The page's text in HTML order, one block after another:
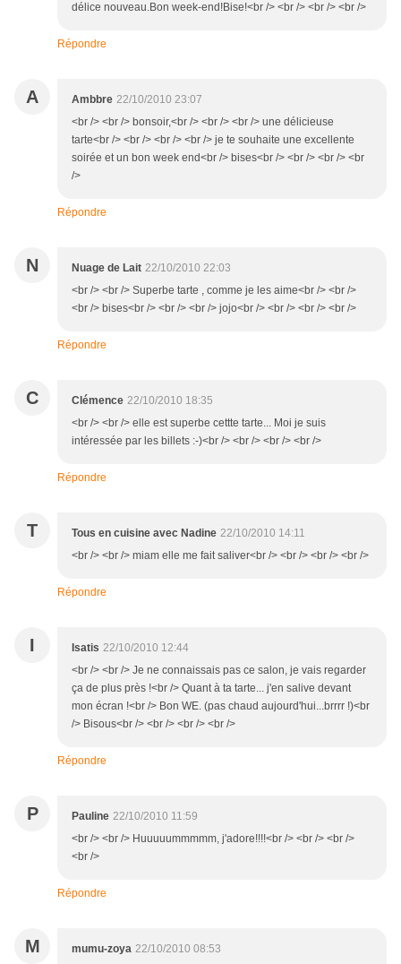
délice nouveau.Bon week-end!Bise!<br /> <br /> <br /> <br />
Répondre
A Ambbre 22/10/2010 23:07
<br /> <br /> bonsoir,<br /> <br /> <br /> une délicieuse
tarte<br /> <br /> <br /> <br /> je te souhaite une excellente
soirée et un bon week end<br /> bises<br /> <br /> <br /> <br
/>
Répondre
N Nuage de Lait 22/10/2010 22:03
<br /> <br /> Superbe tarte , comme je les aime<br /> <br />
<br /> bises<br /> <br /> <br /> jojo<br /> <br /> <br /> <br />
Répondre
C Clémence 22/10/2010 18:35
<br /> <br /> elle est superbe cettte tarte... Moi je suis
intéressée par les billets :-)<br /> <br /> <br /> <br />
Répondre
T Tous en cuisine avec Nadine 22/10/2010 14:11
<br /> <br /> miam elle me fait saliver<br /> <br /> <br /> <br />
Répondre
I Isatis 22/10/2010 12:44
<br /> <br /> Je ne connaissais pas ce salon, je vais regarder
ça de plus près !<br /> Quant à ta tarte... j'en salive devant
mon écran !<br /> Bon WE. (pas chaud aujourd'hui...brrrr !)<br
/> Bisous<br /> <br /> <br /> <br />
Répondre
P Pauline 22/10/2010 11:59
<br /> <br /> Huuuuummmmm, j'adore!!!!<br /> <br /> <br />
<br />
Répondre
M mumu-zoya 22/10/2010 08:53